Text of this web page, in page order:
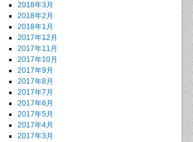
2018年3月
2018年2月
2018年1月
2017年12月
2017年11月
2017年10月
2017年9月
2017年8月
2017年7月
2017年6月
2017年5月
2017年4月
2017年3月